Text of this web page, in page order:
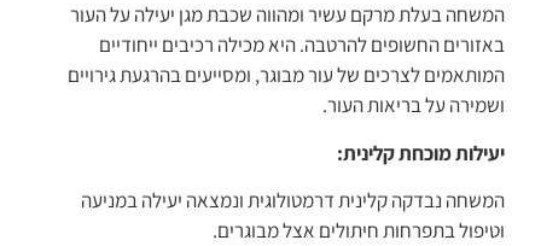
המשחה בעלת מרקם עשיר ומהווה שכבת מגן יעילה על העור
באזורים החשופים להרטבה. היא מכילה רכיבים ייחודיים
המותאמים לצרכים של עור מבוגר, ומסייעים בהרגעת גירויים
ושמירה על בריאות העור.
יעילות מוכחת קלינית:
המשחה נבדקה קלינית דרמטולוגית ונמצאה יעילה במניעה
וטיפול בתפרחות חיתולים אצל מבוגרים.